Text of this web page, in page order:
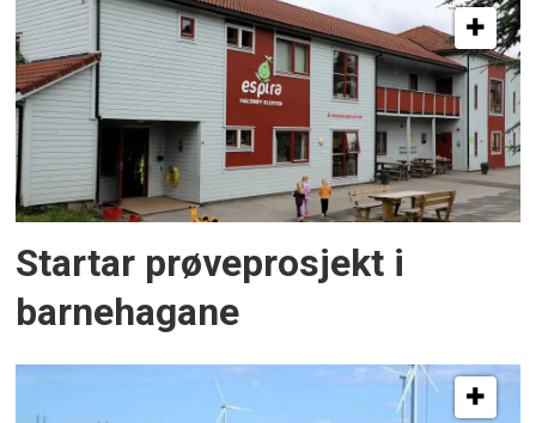
Startar prøveprosjekt i
barnehagane